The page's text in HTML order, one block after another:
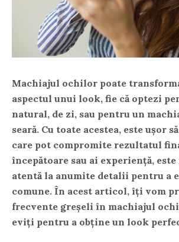
Machiajul ochilor poate
aspectul unui look, fie că optezi
natural, de zi, sau pentru un
seară. Cu toate acestea, este ușor
care pot compromite rezultatul
începătoare sau ai experiență,
atentă la anumite detalii pentru a
comune. În acest articol, îți vom
frecvente greșeli în machiajul
eviți pentru a obține un look